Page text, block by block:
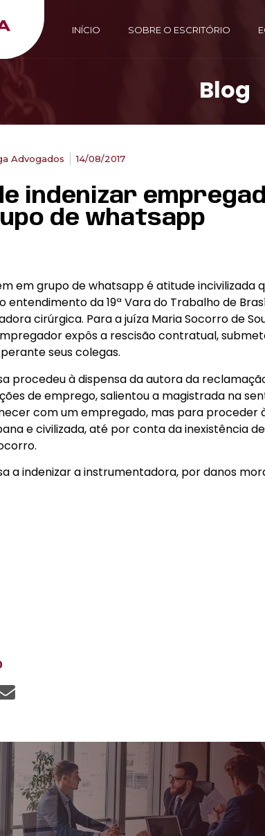
INÍCIO SOBRE O ESCRITÓRIO
Blog
Advogados 14/08/2017
indenizar
de whatsapp
em grupo de whatsapp é atitude incivilizada
entendimento da 19ª Vara do Trabalho de
cirúrgica. Para a juíza Maria Socorro de
expôs a rescisão contratual,
seus colegas.
procedeu à dispensa da autora da
de emprego, salientou a magistrada na
com um empregado, mas para proceder
e civilizada, até por conta da inexistência
a indenizar a instrumentadora, por danos